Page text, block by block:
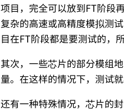
项目，完全可以放到FT阶段
复杂的高速或高精度模拟测
目在FT阶段都是要测试的，
其次，一些芯片的部分模组
量。在这样的情况下，测试
还有一种特殊情况，芯片的